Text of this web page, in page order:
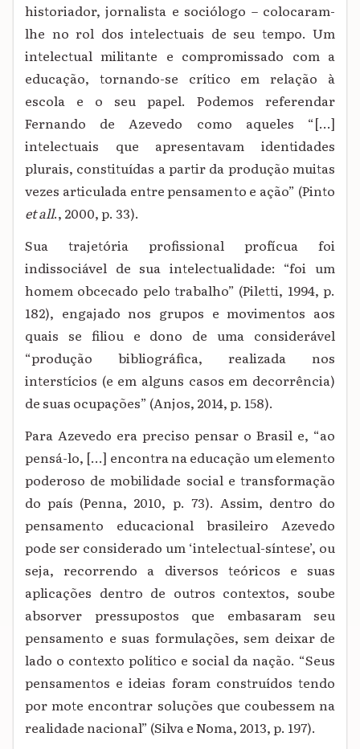
historiador, jornalista e sociólogo – colocaram-
lhe no rol dos intelectuais de seu tempo. Um
intelectual militante e compromissado com a
educação, tornando-se crítico em relação à
escola e o seu papel. Podemos referendar
Fernando de Azevedo como aqueles “[...]
intelectuais que apresentavam identidades
plurais, constituídas a partir da produção muitas
vezes articulada entre pensamento e ação” (Pinto
et all., 2000, p. 33).
Sua trajetória profissional profícua foi
indissociável de sua intelectualidade: “foi um
homem obcecado pelo trabalho” (Piletti, 1994, p.
182), engajado nos grupos e movimentos aos
quais se filiou e dono de uma considerável
“produção bibliográfica, realizada nos
interstícios (e em alguns casos em decorrência)
de suas ocupações” (Anjos, 2014, p. 158).
Para Azevedo era preciso pensar o Brasil e, “ao
pensá-lo, [...] encontra na educação um elemento
poderoso de mobilidade social e transformação
do país (Penna, 2010, p. 73). Assim, dentro do
pensamento educacional brasileiro Azevedo
pode ser considerado um ‘intelectual-síntese’, ou
seja, recorrendo a diversos teóricos e suas
aplicações dentro de outros contextos, soube
absorver pressupostos que embasaram seu
pensamento e suas formulações, sem deixar de
lado o contexto político e social da nação. “Seus
pensamentos e ideias foram construídos tendo
por mote encontrar soluções que coubessem na
realidade nacional” (Silva e Noma, 2013, p. 197).